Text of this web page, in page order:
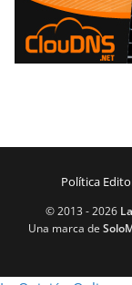
Política
© 2013 -2026
Una marca de